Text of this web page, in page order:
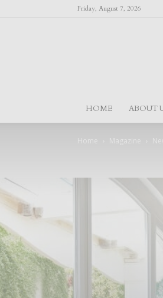
Friday, August 7, 2026
HOME ABOUT
Home Magazine